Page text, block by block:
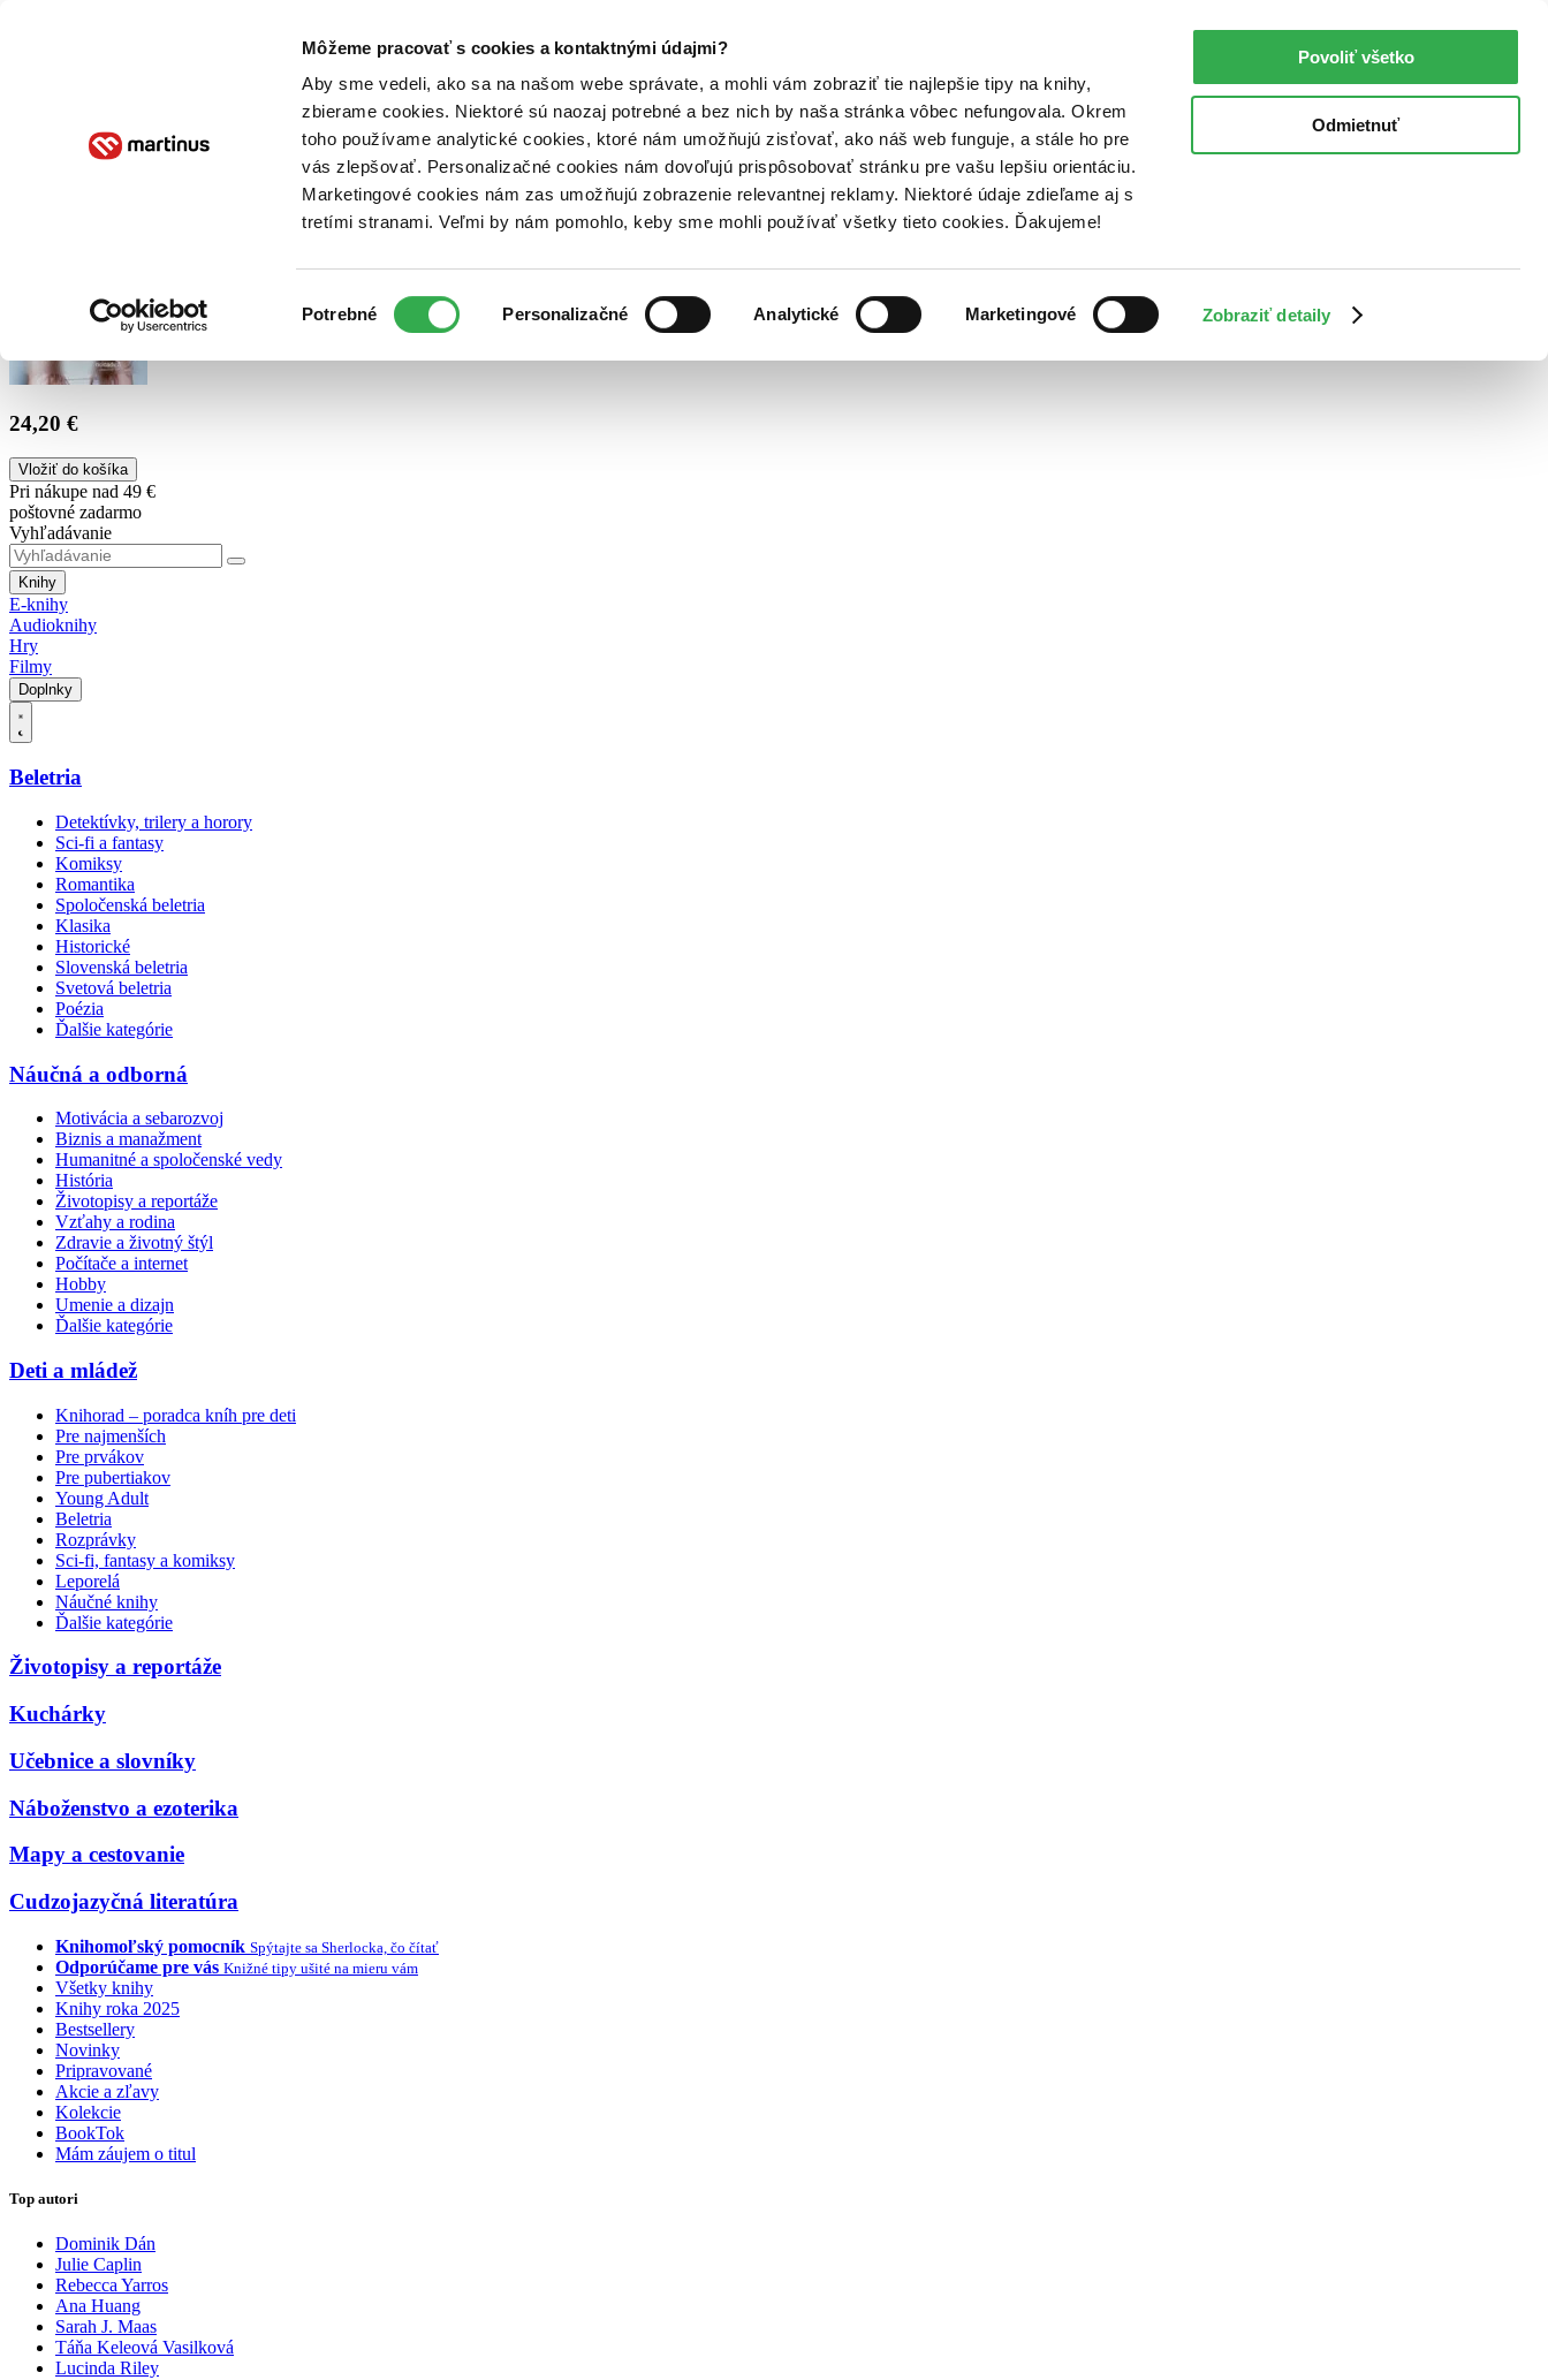
Môžeme pracovať s cookies a kontaktnými údajmi?
Aby sme vedeli, ako sa na našom webe správate, a mohli vám zobraziť tie najlepšie tipy na knihy,
zbierame cookies. Niektoré sú naozaj potrebné a bez nich by naša stránka vôbec nefungovala. Okrem
toho používame analytické cookies, ktoré nám umožňujú zisťovať, ako náš web funguje, a stále ho pre
vás zlepšovať. Personalizačné cookies nám dovoľujú prispôsobovať stránku pre vašu lepšiu orientáciu.
Marketingové cookies nám zas umožňujú zobrazenie relevantnej reklamy. Niektoré údaje zdieľame aj s
tretími stranami. Veľmi by nám pomohlo, keby sme mohli používať všetky tieto cookies. Ďakujeme!
súhlasu
Potrebné Personalizačné Analytické Marketingové Zobraziť detaily
Povoliť všetko
Odmietnuť
Poukážky Kontakt
24,20 €
Vložiť do košíka
Pri nákupe nad 49 €
poštovné zadarmo
Vyhľadávanie
Knihy
E-knihy
Audioknihy
Hry
Filmy
Doplnky
Beletria
Detektívky, trilery a horory
Sci-fi a fantasy
Komiksy
Romantika
Spoločenská beletria
Klasika
Historické
Slovenská beletria
Svetová beletria
Poézia
Ďalšie kategórie
Náučná a odborná
Motivácia a sebarozvoj
Biznis a manažment
Humanitné a spoločenské vedy
História
Životopisy a reportáže
Vzťahy a rodina
Zdravie a životný štýl
Počítače a internet
Hobby
Umenie a dizajn
Ďalšie kategórie
Deti a mládež
Knihorad – poradca kníh pre deti
Pre najmenších
Pre prvákov
Pre pubertiakov
Young Adult
Beletria
Rozprávky
Sci-fi, fantasy a komiksy
Leporelá
Náučné knihy
Ďalšie kategórie
Životopisy a reportáže
Kuchárky
Učebnice a slovníky
Náboženstvo a ezoterika
Mapy a cestovanie
Cudzojazyčná literatúra
Knihomoľský pomocník Spýtajte sa Sherlocka, čo čítať
Odporúčame pre vás Knižné tipy ušité na mieru vám
Všetky knihy
Knihy roka 2025
Bestsellery
Novinky
Pripravované
Akcie a zľavy
Kolekcie
BookTok
Mám záujem o titul
Top autori
Dominik Dán
Julie Caplin
Rebecca Yarros
Ana Huang
Sarah J. Maas
Táňa Keleová Vasilková
Lucinda Riley